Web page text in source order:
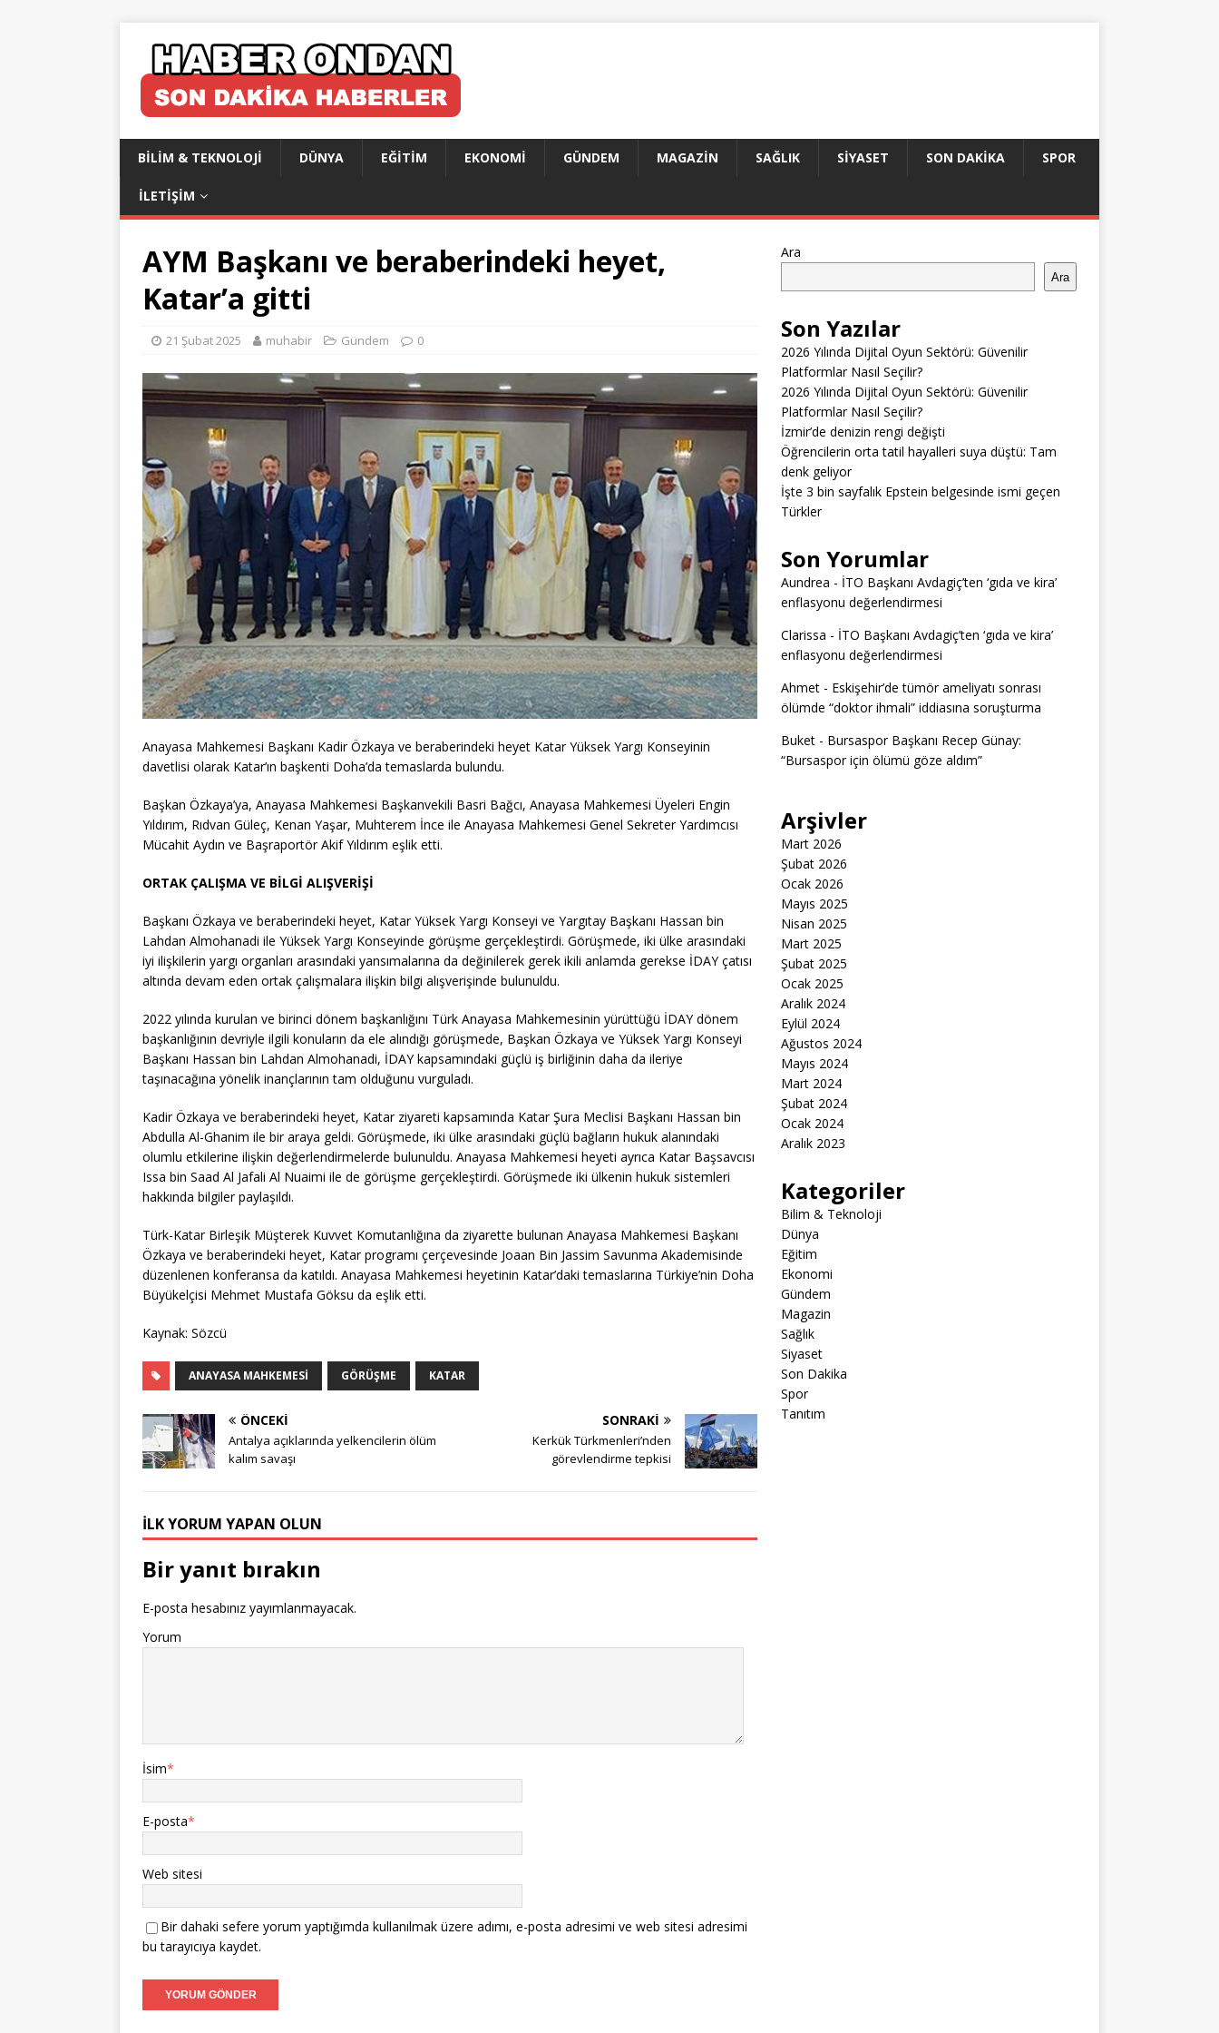
BILIM & TEKNOLOJI DÜNYA EĞITIM EKONOMI GÜNDEM MAGAZIN SAĞLIK SIYASET SON DAKIKA SPOR
İLETIŞIM
AYM Başkanı ve beraberindeki heyet,
Katar’a gitti
21 Şubat 2025 muhabir Gündem 0
Anayasa Mahkemesi Başkanı Kadir Özkaya ve beraberindeki heyet Katar Yüksek Yargı Konseyinin
davetlisi olarak Katar’ın başkenti Doha’da temaslarda bulundu.
Başkan Özkaya’ya, Anayasa Mahkemesi Başkanvekili Basri Bağcı, Anayasa Mahkemesi Üyeleri Engin
Yıldırım, Rıdvan Güleç, Kenan Yaşar, Muhterem İnce ile Anayasa Mahkemesi Genel Sekreter Yardımcısı
Mücahit Aydın ve Başraportör Akif Yıldırım eşlik etti.
ORTAK ÇALIŞMA VE BİLGİ ALIŞVERİŞİ
Başkanı Özkaya ve beraberindeki heyet, Katar Yüksek Yargı Konseyi ve Yargıtay Başkanı Hassan bin
Lahdan Almohanadi ile Yüksek Yargı Konseyinde görüşme gerçekleştirdi. Görüşmede, iki ülke arasındaki
iyi ilişkilerin yargı organları arasındaki yansımalarına da değinilerek gerek ikili anlamda gerekse İDAY çatısı
altında devam eden ortak çalışmalara ilişkin bilgi alışverişinde bulunuldu.
2022 yılında kurulan ve birinci dönem başkanlığını Türk Anayasa Mahkemesinin yürüttüğü İDAY dönem
başkanlığının devriyle ilgili konuların da ele alındığı görüşmede, Başkan Özkaya ve Yüksek Yargı Konseyi
Başkanı Hassan bin Lahdan Almohanadi, İDAY kapsamındaki güçlü iş birliğinin daha da ileriye
taşınacağına yönelik inançlarının tam olduğunu vurguladı.
Kadir Özkaya ve beraberindeki heyet, Katar ziyareti kapsamında Katar Şura Meclisi Başkanı Hassan bin
Abdulla Al-Ghanim ile bir araya geldi. Görüşmede, iki ülke arasındaki güçlü bağların hukuk alanındaki
olumlu etkilerine ilişkin değerlendirmelerde bulunuldu. Anayasa Mahkemesi heyeti ayrıca Katar Başsavcısı
Issa bin Saad Al Jafali Al Nuaimi ile de görüşme gerçekleştirdi. Görüşmede iki ülkenin hukuk sistemleri
hakkında bilgiler paylaşıldı.
Türk-Katar Birleşik Müşterek Kuvvet Komutanlığına da ziyarette bulunan Anayasa Mahkemesi Başkanı
Özkaya ve beraberindeki heyet, Katar programı çerçevesinde Joaan Bin Jassim Savunma Akademisinde
düzenlenen konferansa da katıldı. Anayasa Mahkemesi heyetinin Katar’daki temaslarına Türkiye’nin Doha
Büyükelçisi Mehmet Mustafa Göksu da eşlik etti.
Kaynak: Sözcü
ANAYASA MAHKEMESI GÖRÜŞME KATAR
ÖNCEKI
Antalya açıklarında yelkencilerin ölüm
kalım savaşı
SONRAKI
Kerkük Türkmenleri’nden
görevlendirme tepkisi
İLK YORUM YAPAN OLUN
Bir yanıt bırakın
E-posta hesabınız yayımlanmayacak.
Yorum
İsim*
E-posta*
Web sitesi
Bir dahaki sefere yorum yaptığımda kullanılmak üzere adımı, e-posta adresimi ve web sitesi adresimi
bu tarayıcıya kaydet.
Ara
Ara
Son Yazılar
2026 Yılında Dijital Oyun Sektörü: Güvenilir
Platformlar Nasıl Seçilir?
2026 Yılında Dijital Oyun Sektörü: Güvenilir
Platformlar Nasıl Seçilir?
İzmir’de denizin rengi değişti
Öğrencilerin orta tatil hayalleri suya düştü: Tam
denk geliyor
İşte 3 bin sayfalık Epstein belgesinde ismi geçen
Türkler
Son Yorumlar
Aundrea - İTO Başkanı Avdagiç’ten ‘gıda ve kira’
enflasyonu değerlendirmesi
Clarissa - İTO Başkanı Avdagiç’ten ‘gıda ve kira’
enflasyonu değerlendirmesi
Ahmet- Eskişehir’de tümör ameliyatı sonrası
ölümde “doktor ihmali” iddiasına soruşturma
Buket- Bursaspor Başkanı Recep Günay:
“Bursaspor için ölümü göze aldım”
Arşivler
Mart 2026
Şubat 2026
Ocak 2026
Mayıs 2025
Nisan 2025
Mart 2025
Şubat 2025
Ocak 2025
Aralık 2024
Eylül 2024
Ağustos 2024
Mayıs 2024
Mart 2024
Şubat 2024
Ocak 2024
Aralık 2023
Kategoriler
Bilim & Teknoloji
Dünya
Eğitim
Ekonomi
Gündem
Magazin
Sağlık
Siyaset
Son Dakika
Spor
Tanıtım